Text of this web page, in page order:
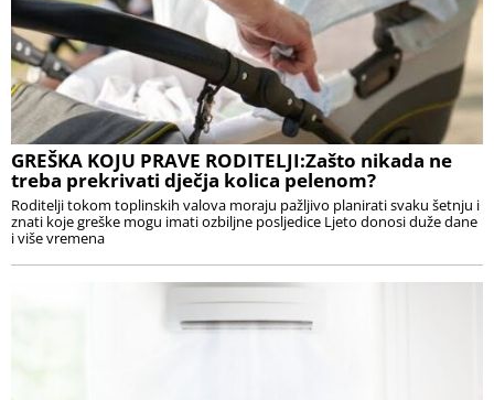
GREŠKA KOJU PRAVE RODITELJI:Zašto nikada ne
treba prekrivati dječja kolica pelenom?
Roditelji tokom toplinskih valova moraju pažljivo planirati svaku šetnju i
znati koje greške mogu imati ozbiljne posljedice Ljeto donosi duže dane
i više vremena